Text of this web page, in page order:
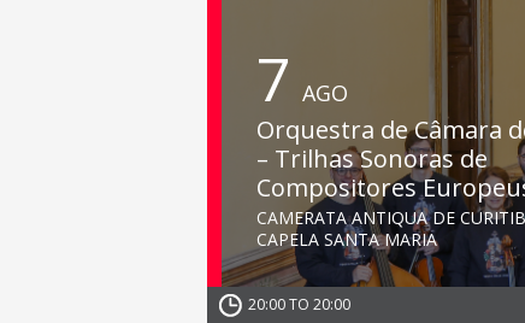
7 AGO
Orquestra de Câmara
– Trilhas Sonoras de
Compositores
CAMERATA ANTIQUA DE
CAPELA SANTA MARIA
20:00 TO 20:00